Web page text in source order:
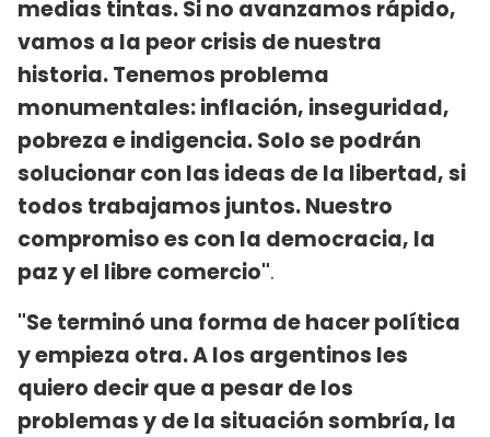
medias tintas. Si no avanzamos rápido,
vamos a la peor crisis de nuestra
historia. Tenemos problema
monumentales: inflación, inseguridad,
pobreza e indigencia. Solo se podrán
solucionar con las ideas de la libertad, si
todos trabajamos juntos. Nuestro
compromiso es con la democracia, la
paz y el libre comercio".
"Se terminó una forma de hacer política
y empieza otra. A los argentinos les
quiero decir que a pesar de los
problemas y de la situación sombría, la